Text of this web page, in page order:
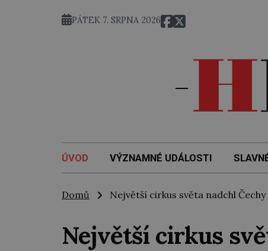
PÁTEK 7. SRPNA 2026
ÚVOD VÝZNAMNÉ UDÁLOSTI
Domů Největší cirkus světa nadchl Čechy
Největší cirkus